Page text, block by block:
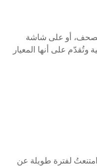
أو على شاشة
على أنها المعيار
لفترة طويلة عن